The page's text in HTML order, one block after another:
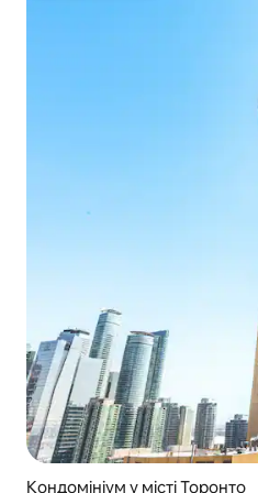
Кондомініум у місті Торонто